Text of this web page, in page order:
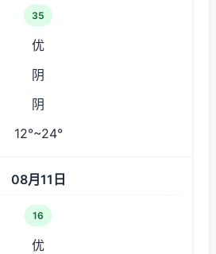
35
优
阴
阴
12°~24°
08月11日
16
优